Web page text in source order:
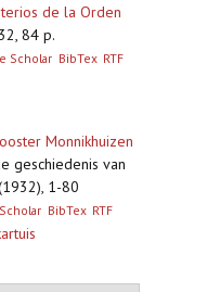
de la Orden
84 p.
Scholar BibTex RTF
Monnikhuizen
geschiedenis van
1-80
BibTex RTF